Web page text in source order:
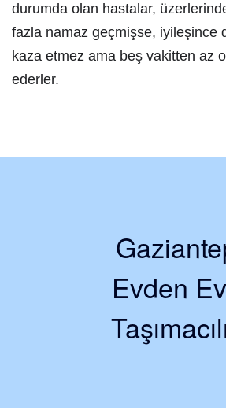
durumda olan hastalar,
fazla namaz geçmişse, iyileşince
kaza etmez ama beş vakitten az
ederler.
Evden